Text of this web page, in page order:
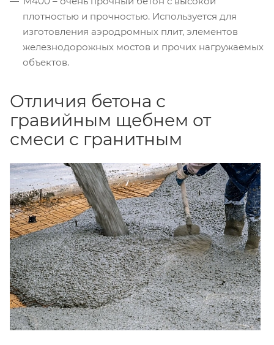
плотностью и прочностью. Используется для
изготовления аэродромных плит, элементов
железнодорожных мостов и прочих нагружаемых
объектов.
Отличия бетона с
гравийным щебнем от
смеси с гранитным